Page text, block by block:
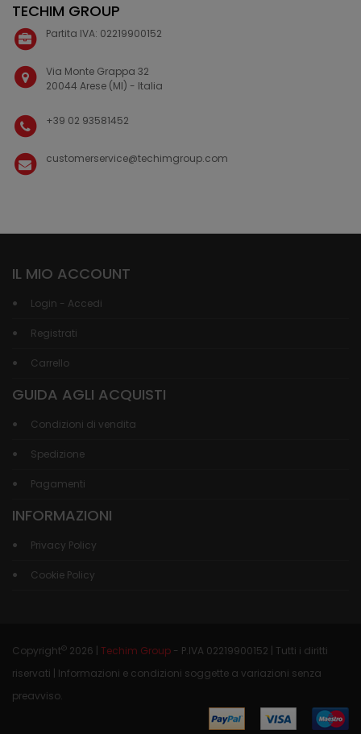
TECHIM GROUP
Partita IVA: 02219900152
Via Monte Grappa 32
20044 Arese (MI) - Italia
+39 02 93581452
customerservice@techimgroup.com
IL MIO ACCOUNT
Login - Accedi
Registrati
Carrello
GUIDA AGLI ACQUISTI
Condizioni di vendita
Spedizione
Pagamenti
INFORMAZIONI
Privacy Policy
Cookie Policy
Copyright© 2026 | Techim Group - P.IVA 02219900152 | Tutti i diritti
riservati | Informazioni e condizioni soggette a variazioni senza
preavviso.